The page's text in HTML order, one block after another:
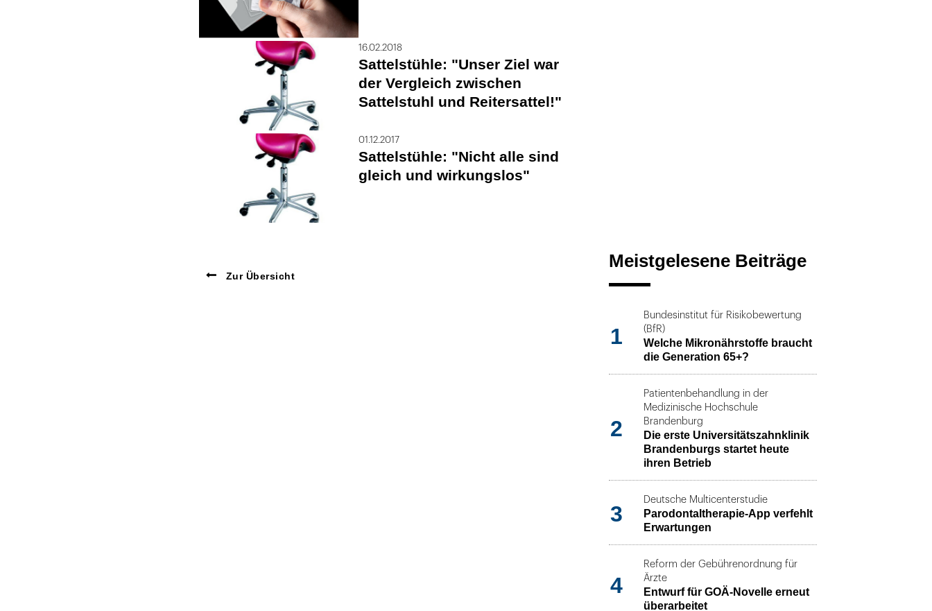
16.02.2018
Sattelstühle: "Unser Ziel war
der Vergleich zwischen
Sattelstuhl und Reitersattel!"
01.12.2017
Sattelstühle: "Nicht alle sind
gleich und wirkungslos"
Zur Übersicht
Meistgelesene Beiträge
1
Bundesinstitut für Risikobewertung
(BfR)
Welche Mikronährstoffe braucht
die Generation 65+?
2
Patientenbehandlung in der
Medizinische Hochschule
Brandenburg
Die erste Universitätszahnklinik
Brandenburgs startet heute
ihren Betrieb
3
Deutsche Multicenterstudie
Parodontaltherapie-App verfehlt
Erwartungen
4
Reform der Gebührenordnung für
Ärzte
Entwurf für GOÄ-Novelle erneut
überarbeitet